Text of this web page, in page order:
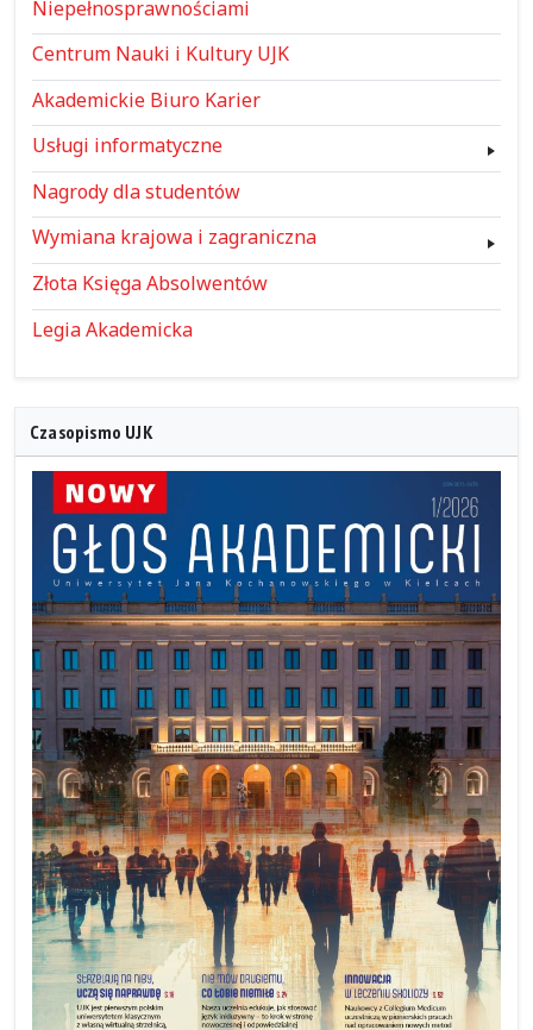
Niepełnosprawnościami
Centrum Nauki i Kultury UJK
Akademickie Biuro Karier
Usługi informatyczne
Nagrody dla studentów
Wymiana krajowa i zagraniczna
Złota Księga Absolwentów
Legia Akademicka
Czasopismo UJK